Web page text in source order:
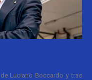
Luciano Boccardo y tras